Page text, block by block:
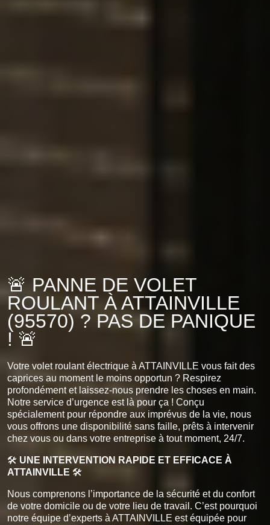
🚨 PANNE DE VOLET
ROULANT À ATTAINVILLE
(95570) ? PAS DE PANIQUE
! 🚨
Votre volet roulant électrique à ATTAINVILLE vous fait des
caprices au moment le moins opportun ? Respirez
profondément et laissez-nous prendre les choses en main.
Notre service d’urgence est là pour ça ! Conçu
spécialement pour répondre aux imprévus de la vie, nous
vous offrons une disponibilité sans faille, prêts à intervenir
chez vous ou dans votre entreprise à tout moment, 24/7.
🛠️ UNE INTERVENTION RAPIDE ET EFFICACE À
ATTAINVILLE 🛠️
Nous comprenons l’importance de la sécurité et du confort
de votre domicile ou de votre lieu de travail. C’est pourquoi
notre équipe d’experts à ATTAINVILLE est équipée pour